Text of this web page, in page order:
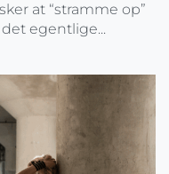
at “stramme op”
egentlige...